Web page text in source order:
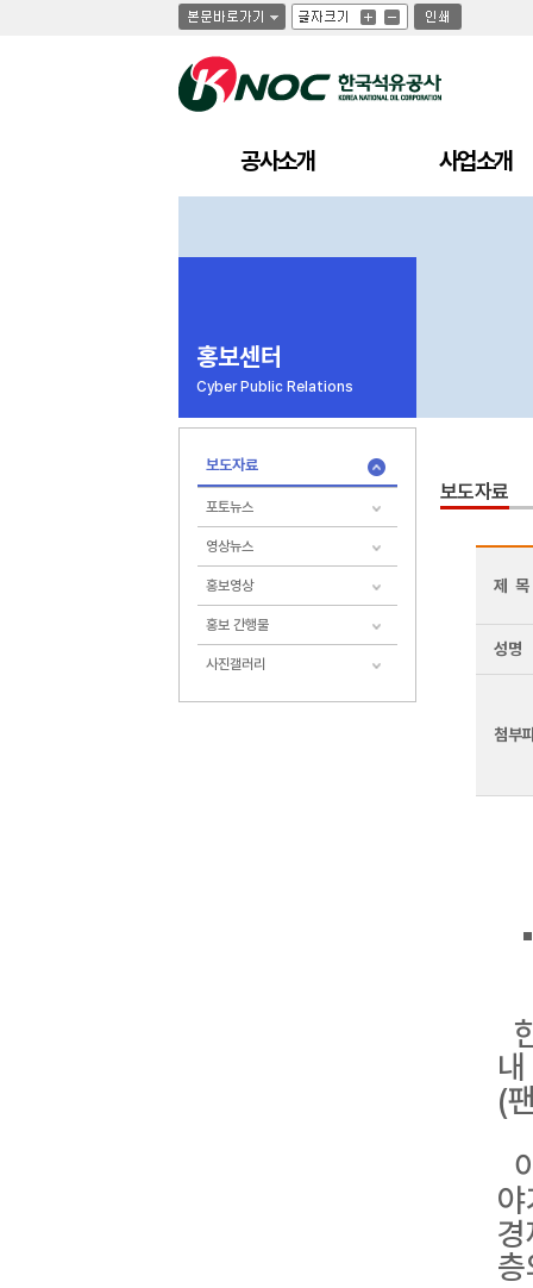
글
자
기
글
자
기
크
글
자
기
작
인
쇄
공사소개 사업소개
홍보센터
Cyber Public Relations
보도자료
포토뉴스
영상뉴스
홍보영상
홍보 간행물
사진갤러리
보도자료
제 목
성명
첨부
(